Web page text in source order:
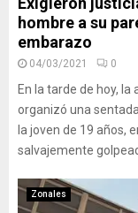
hombre a su
embarazo
04/03/2021 0
En la tarde de hoy,
organizó una
la joven de 19 años,
salvajemente
Zonales